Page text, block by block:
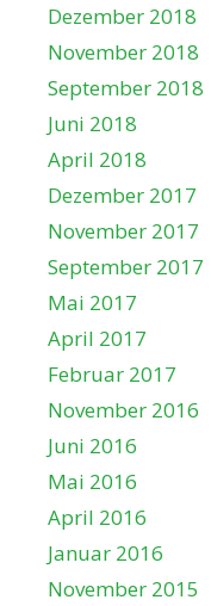
Dezember 2018
November 2018
September 2018
Juni 2018
April 2018
Dezember 2017
November 2017
September 2017
Mai 2017
April 2017
Februar 2017
November 2016
Juni 2016
Mai 2016
April 2016
Januar 2016
November 2015